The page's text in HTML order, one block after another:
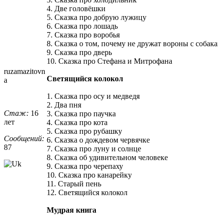
ruzamazitovn
a
Стаж: 16
лет
Сообщений:
87
4. Две головёшки
5. Сказка про добрую лужицу
6. Сказка про лошадь
7. Сказка про воробья
8. Сказка о том, почему не дружат вороны с
9. Сказка про дверь
10. Сказка про Стефана и Митрофана
Светящийся колокол
1. Сказка про осу и медведя
2. Два пня
3. Сказка про паучка
4. Сказка про кота
5. Сказка про рубашку
6. Сказка о дождевом червячке
7. Сказка про луну и солнце
8. Сказка об удивительном человеке
9. Сказка про черепаху
10. Сказка про канарейку
11. Старый пень
12. Светящийся колокол
Мудрая книга